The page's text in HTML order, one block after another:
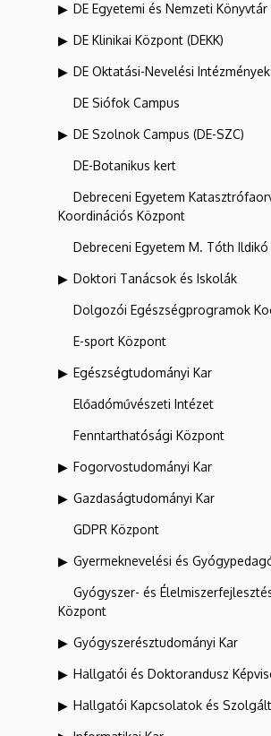
DE Egyetemi és Nemzeti Könyvtár
DE Klinikai Központ (DEKK)
DE Oktatási-Nevelési Intézmények
DE Siófok Campus
DE Szolnok Campus (DE-SZC)
DE-Botanikus kert
Debreceni Egyetem
Koordinációs Központ
Debreceni Egyetem M. Tóth
Doktori Tanácsok és Iskolák
Dolgozói Egészségprogramok
E-sport Központ
Egészségtudományi Kar
Előadóművészeti Intézet
Fenntarthatósági Központ
Fogorvostudományi Kar
Gazdaságtudományi Kar
GDPR Központ
Gyermeknevelési és
Gyógyszer- és
Központ
Gyógyszerésztudományi Kar
Hallgatói és Doktorandusz
Hallgatói Kapcsolatok és